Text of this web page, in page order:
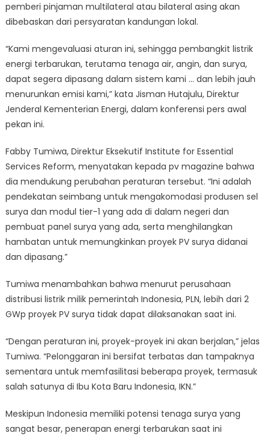
pemberi pinjaman multilateral atau bilateral asing akan
dibebaskan dari persyaratan kandungan lokal.
“Kami mengevaluasi aturan ini, sehingga pembangkit listrik
energi terbarukan, terutama tenaga air, angin, dan surya,
dapat segera dipasang dalam sistem kami … dan lebih jauh
menurunkan emisi kami,” kata Jisman Hutajulu, Direktur
Jenderal Kementerian Energi, dalam konferensi pers awal
pekan ini.
Fabby Tumiwa, Direktur Eksekutif Institute for Essential
Services Reform, menyatakan kepada pv magazine bahwa
dia mendukung perubahan peraturan tersebut. “Ini adalah
pendekatan seimbang untuk mengakomodasi produsen sel
surya dan modul tier-1 yang ada di dalam negeri dan
pembuat panel surya yang ada, serta menghilangkan
hambatan untuk memungkinkan proyek PV surya didanai
dan dipasang.”
Tumiwa menambahkan bahwa menurut perusahaan
distribusi listrik milik pemerintah Indonesia, PLN, lebih dari 2
GWp proyek PV surya tidak dapat dilaksanakan saat ini.
“Dengan peraturan ini, proyek-proyek ini akan berjalan,” jelas
Tumiwa. “Pelonggaran ini bersifat terbatas dan tampaknya
sementara untuk memfasilitasi beberapa proyek, termasuk
salah satunya di Ibu Kota Baru Indonesia, IKN.”
Meskipun Indonesia memiliki potensi tenaga surya yang
sangat besar, penerapan energi terbarukan saat ini